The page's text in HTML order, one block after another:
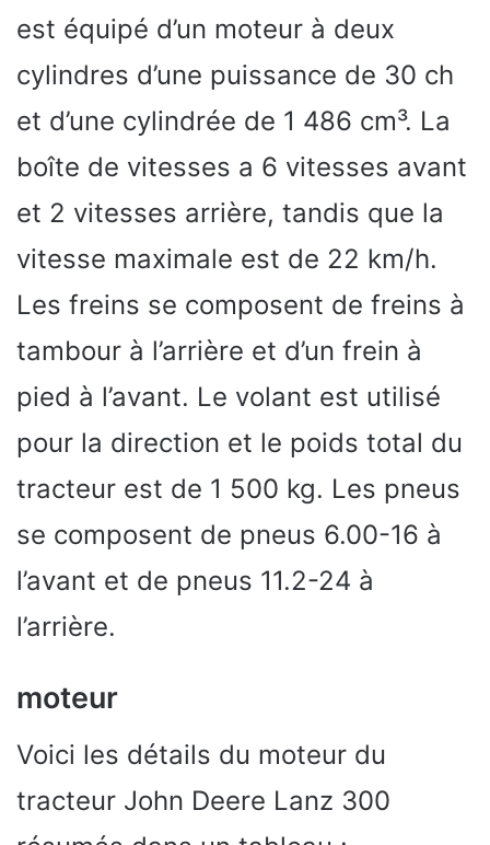
est équipé d’un moteur à deux
cylindres d’une puissance de 30 ch
et d’une cylindrée de 1 486 cm³. La
boîte de vitesses a 6 vitesses avant
et 2 vitesses arrière, tandis que la
vitesse maximale est de 22 km/h.
Les freins se composent de freins à
tambour à l’arrière et d’un frein à
pied à l’avant. Le volant est utilisé
pour la direction et le poids total du
tracteur est de 1 500 kg. Les pneus
se composent de pneus 6.00-16 à
l’avant et de pneus 11.2-24 à
l’arrière.
moteur
Voici les détails du moteur du
tracteur John Deere Lanz 300